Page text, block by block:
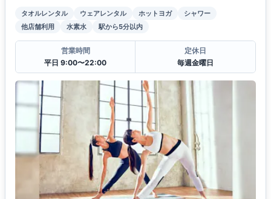
タオルレンタル ウェアレンタル ホットヨガ
シャワー
他店舗利用
水素水 駅から5分以内
営業時間
平日 9:00〜22:00
定休日
毎週金曜日